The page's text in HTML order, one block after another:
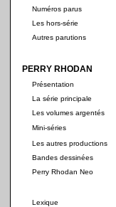
Numéros parus
Les hors-série
Autres parutions
PERRY RHODAN
Présentation
La série principale
Les volumes argentés
Mini-séries
Les autres productions
Bandes dessinées
Perry Rhodan Neo
Lexique